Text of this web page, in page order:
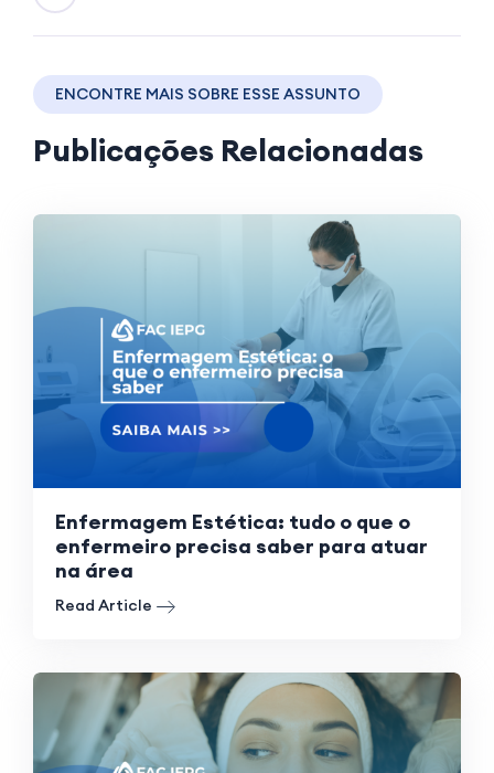
ENCONTRE MAIS SOBRE ESSE ASSUNTO
Publicações Relacionadas
Enfermagem Estética: tudo o que o
enfermeiro precisa saber para atuar
na área
Read Article